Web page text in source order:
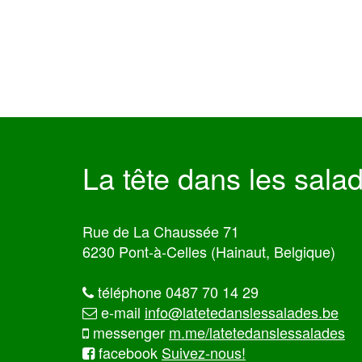
La tête dans les
Rue de La Chaussée 71
6230 Pont-à-Celles (Hainaut, Belgique)
téléphone 0487 70 14 29
e-mail info@latetedanslessalades.be
messenger m.me/latetedanslessalades
facebook Suivez-nous!